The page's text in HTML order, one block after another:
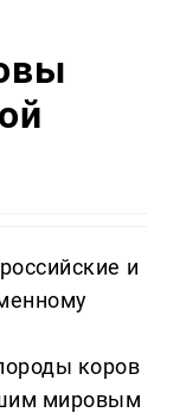
и
коров
мировым